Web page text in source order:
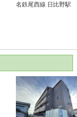
名鉄尾西線 日比野駅